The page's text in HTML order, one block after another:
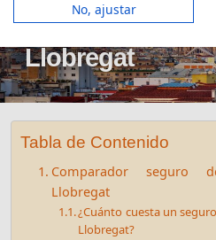
Seguro decesos
Llobregat
Tabla de Contenido
Comparador seguro
Llobregat
¿Cuánto cuesta un
Llobregat?
No, ajustar